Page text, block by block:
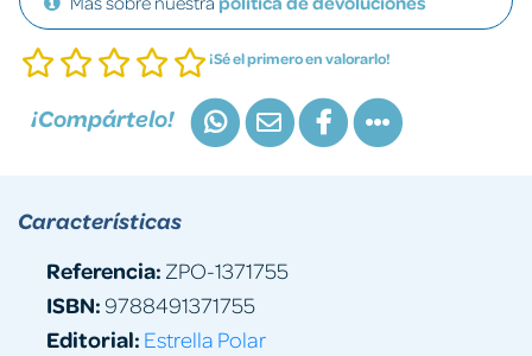
¡Sé el primero en valorarlo!
¡Compártelo!
Características
Referencia: ZPO-1371755
ISBN:9788491371755
Editorial: Estrella Polar